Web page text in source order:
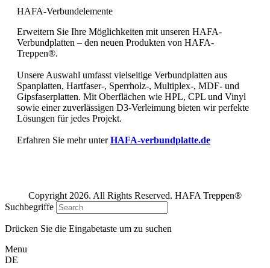
HAFA-Verbundelemente
Erweitern Sie Ihre Möglichkeiten mit unseren HAFA-
Verbundplatten – den neuen Produkten von HAFA-
Treppen®.
Unsere Auswahl umfasst vielseitige Verbundplatten aus
Spanplatten, Hartfaser-, Sperrholz-, Multiplex-, MDF- und
Gipsfaserplatten. Mit Oberflächen wie HPL, CPL und Vinyl
sowie einer zuverlässigen D3-Verleimung bieten wir perfekte
Lösungen für jedes Projekt.
Erfahren Sie mehr unterHAFA-verbundplatte.de
Copyright 2026. All Rights Reserved. HAFA Treppen®
Suchbegriffe
Drücken Sie die Eingabetaste um zu suchen
Menu
DE